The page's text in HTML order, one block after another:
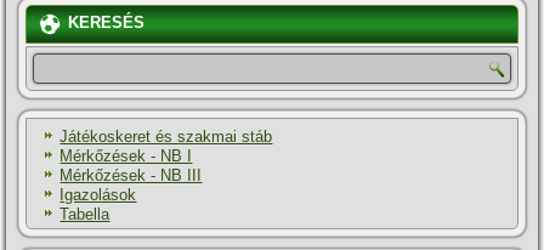
KERESÉS
Játékoskeret és szakmai stáb
Mérkőzések - NB I
Mérkőzések - NB III
Igazolások
Tabella